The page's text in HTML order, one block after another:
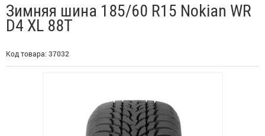
Зимняя шина 185/60 R15 Nokian WR
D4 XL 88T
Код товара: 37032